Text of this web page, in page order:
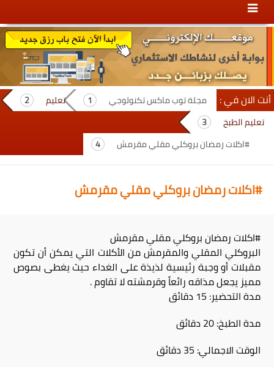
content
secondary
content
أنت الان في : مجلة توب ماكس تكنولوجي
تعليم
تعليم الطبخ
#اكلات رمضان بروكلي مقلي مقرمش
#اكلات رمضان بروكلي مقلي مقرمش
#اكلات رمضان بروكلي مقلي مقرمش
البروكلي المقلي والمقرمش من الأكلات التي يمكن أن تكون
مقبلات أو وجبة رئيسية لذيذة على الغداء حيث يغطى بصوص
مميز يجعل مذاقه رائعاً وقرمشته لا تقاوم .
مدة التحضير: 15 دقائق
مدة الطبخ: 20 دقائق
الوقت الاجمالي: 35 دقائق